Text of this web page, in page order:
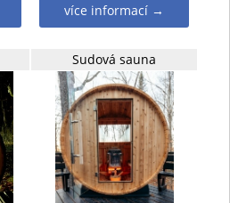
více informací →
Sudová sauna